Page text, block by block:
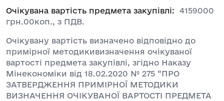
Очікувана вартість предмета закупівлі:
4159000
грн.00коп., з ПДВ.
Очікувану вартість визначено відповідно до
примірної методикивизначення очікуваної
вартості предмета закупівлі, згідно Наказу
Мінекономіки від 18.02.2020 № 275 “ПРО
ЗАТВЕРДЖЕННЯ ПРИМІРНОЇ МЕТОДИКИ
ВИЗНАЧЕННЯ ОЧІКУВАНОЇ ВАРТОСТІ ПРЕДМЕТА